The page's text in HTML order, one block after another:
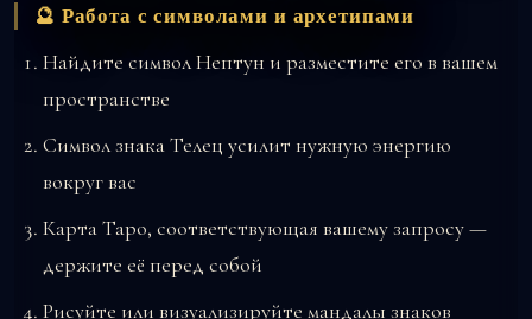
🔮 Работа с символами и архетипами
Найдите символ Нептун и разместите его в вашем
пространстве
Символ знака Телец усилит нужную энергию
вокруг вас
Карта Таро, соответствующая вашему запросу —
держите её перед собой
Рисуйте или визуализируйте мандалы знаков